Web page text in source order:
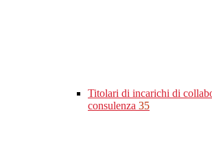
Titolari di incarichi di
consulenza 35